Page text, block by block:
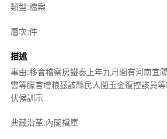
類型:檔案
層次:件
描述
事由:移會稽察房鐵奏上年九月間有河南宜
雲等朦官增粮茲該縣民人閏玉金復控該員
伏候訓示
典藏沿革:內閣檔庫